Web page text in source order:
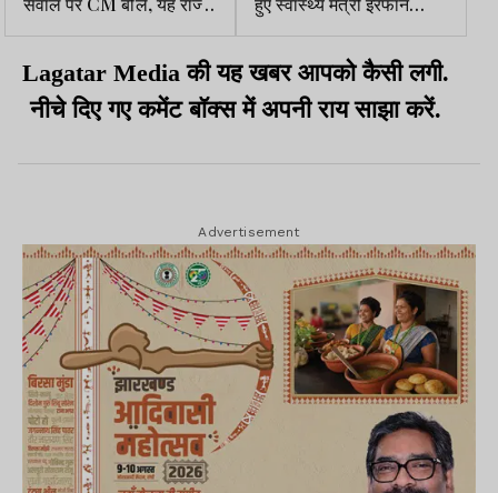
की जनता का भाव है
अंसारी
Lagatar Media की यह खबर आपको कैसी लगी.
नीचे दिए गए कमेंट बॉक्स में अपनी राय साझा करें.
Advertisement